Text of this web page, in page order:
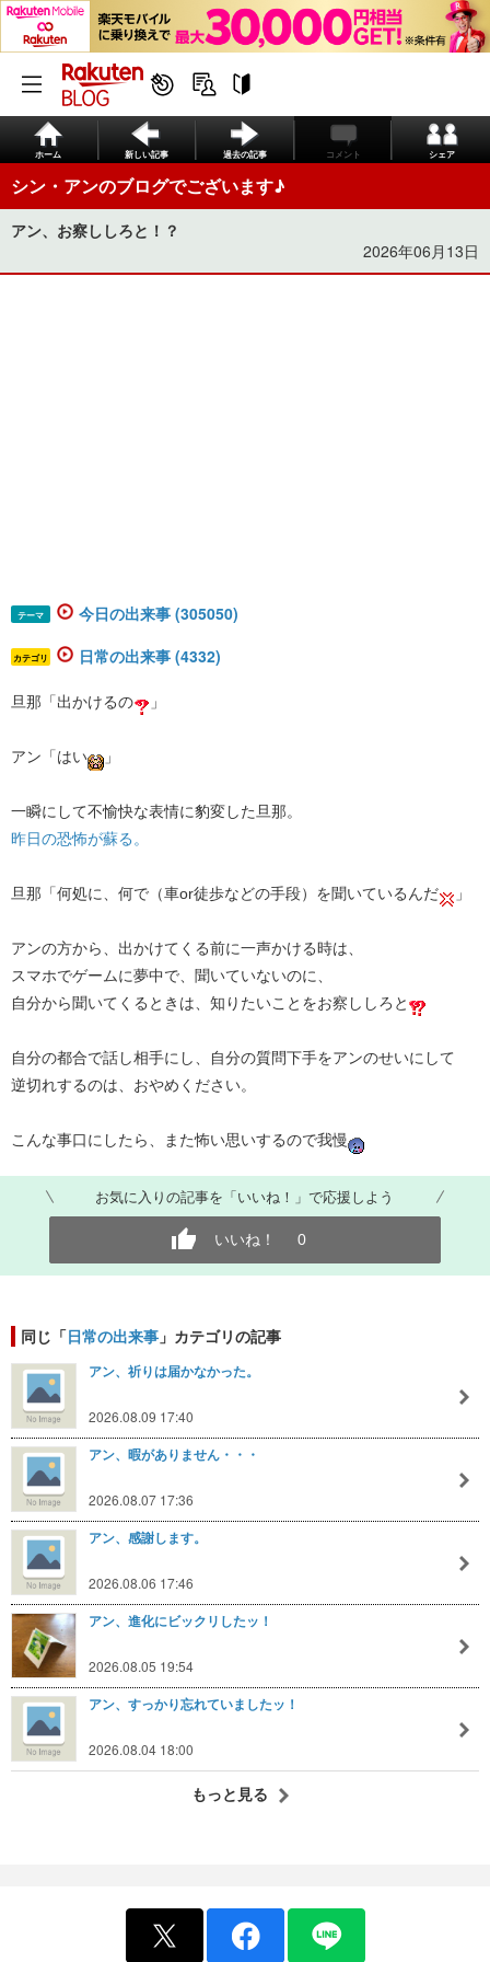
ホーム 新しい記事 過去の記事 コメント シェア
シン・アンのブログでございます♪
アン、お察ししろと！？
2026年06月13日
テーマ 今日の出来事 (305050)
カテゴリ 日常の出来事 (4332)
旦那「出かけるの 」
アン「はい 」
一瞬にして不愉快な表情に豹変した旦那。
昨日の恐怖が蘇る。
旦那「何処に、何で（車or徒歩などの手段）を聞いているんだ 」
アンの方から、出かけてくる前に一声かける時は、
スマホでゲームに夢中で、聞いていないのに、
自分から聞いてくるときは、知りたいことをお察ししろと
自分の都合で話し相手にし、自分の質問下手をアンのせいにして
逆切れするのは、おやめください。
こんな事口にしたら、また怖い思いするので我慢
お気に入りの記事を「いいね！」で応援しよう
いいね！ 0
同じ「日常の出来事 」カテゴリの記事
アン、祈りは届かなかった。
2026.08.09 17:40
アン、暇がありません・・・
2026.08.07 17:36
アン、感謝します。
2026.08.06 17:46
アン、進化にビックリしたッ！
2026.08.05 19:54
アン、すっかり忘れていましたッ！
2026.08.04 18:00
もっと見る